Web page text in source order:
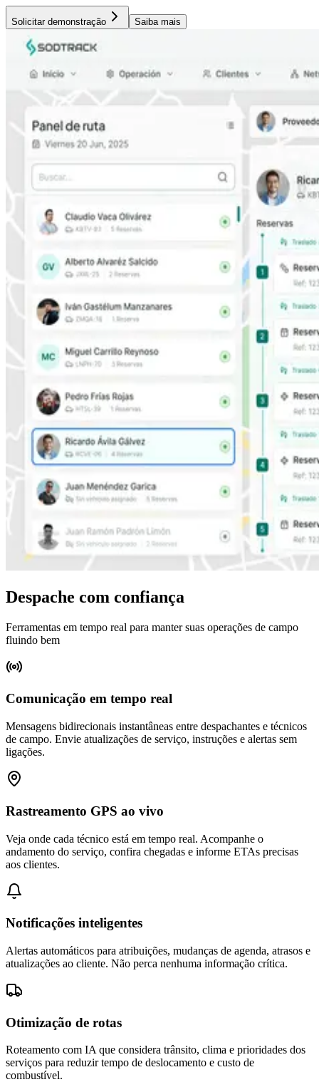
Solicitar demonstração Saiba mais
Despache com confiança
Ferramentas em tempo real para manter suas operações de campo
fluindo bem
Comunicação em tempo real
Mensagens bidirecionais instantâneas entre despachantes e técnicos
de campo. Envie atualizações de serviço, instruções e alertas sem
ligações.
Rastreamento GPS ao vivo
Veja onde cada técnico está em tempo real. Acompanhe o
andamento do serviço, confira chegadas e informe ETAs precisas
aos clientes.
Notificações inteligentes
Alertas automáticos para atribuições, mudanças de agenda, atrasos e
atualizações ao cliente. Não perca nenhuma informação crítica.
Otimização de rotas
Roteamento com IA que considera trânsito, clima e prioridades dos
serviços para reduzir tempo de deslocamento e custo de
combustível.